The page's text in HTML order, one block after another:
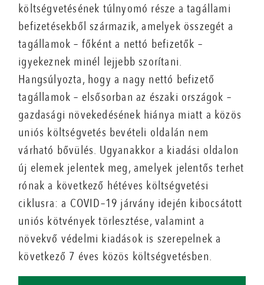
költségvetésének túlnyomó része a tagállami
befizetésekből származik, amelyek összegét a
tagállamok – főként a nettó befizetők –
igyekeznek minél lejjebb szorítani.
Hangsúlyozta, hogy a nagy nettó befizető
tagállamok – elsősorban az északi országok –
gazdasági növekedésének hiánya miatt a közös
uniós költségvetés bevételi oldalán nem
várható bővülés. Ugyanakkor a kiadási oldalon
új elemek jelentek meg, amelyek jelentős terhet
rónak a következő hétéves költségvetési
ciklusra: a COVID–19 járvány idején kibocsátott
uniós kötvények törlesztése, valamint a
növekvő védelmi kiadások is szerepelnek a
következő 7 éves közös költségvetésben.